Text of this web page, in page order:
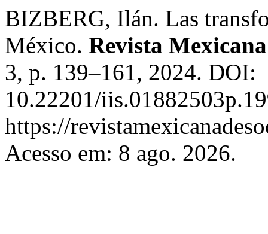
BIZBERG, Ilán. Las
México. Revista
3, p. 139–161, 2024. DOI:
10.22201/
https://
Acesso em: 8 ago. 2026.